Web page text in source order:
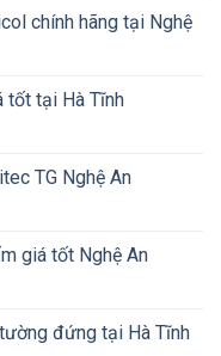
chính hãng tại Nghệ
tốt tại Hà Tĩnh
TG Nghệ An
giá tốt Nghệ An
đứng tại Hà Tĩnh